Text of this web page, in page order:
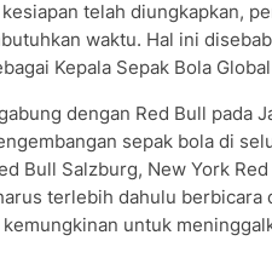
telah diungkapkan,
waktu. Hal ini
Kepala Sepak Bola
dengan Red Bull pada
sepak bola di
Bull Salzburg, New York
terlebih dahulu berbicara
untuk